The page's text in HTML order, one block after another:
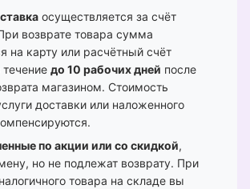
осуществляется за счёт
возврате товара сумма
на карту или расчётный счёт
течение до 10 рабочих дней после
магазином. Стоимость
доставки или наложенного
по акции или со скидкой,
но не подлежат возврату. При
товара на складе вы